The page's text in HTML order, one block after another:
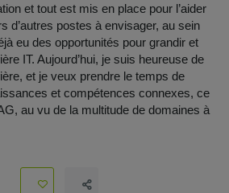
et tout est mis en place pour l’aider
d’autres postes à envisager, au sein
eu des opportunités pour grandir et
IT. Aujourd’hui, je suis heureuse de
et je veux prendre le temps de
et compétences connexes, ce
au vu de la multitude de domaines à